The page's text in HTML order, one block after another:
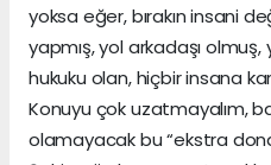
yoksa eğer, bırakın insani
yapmış, yol arkadaşı olmuş,
hukuku olan, hiçbir insana
Konuyu çok uzatmayalım,
olamayacak bu “ekstra